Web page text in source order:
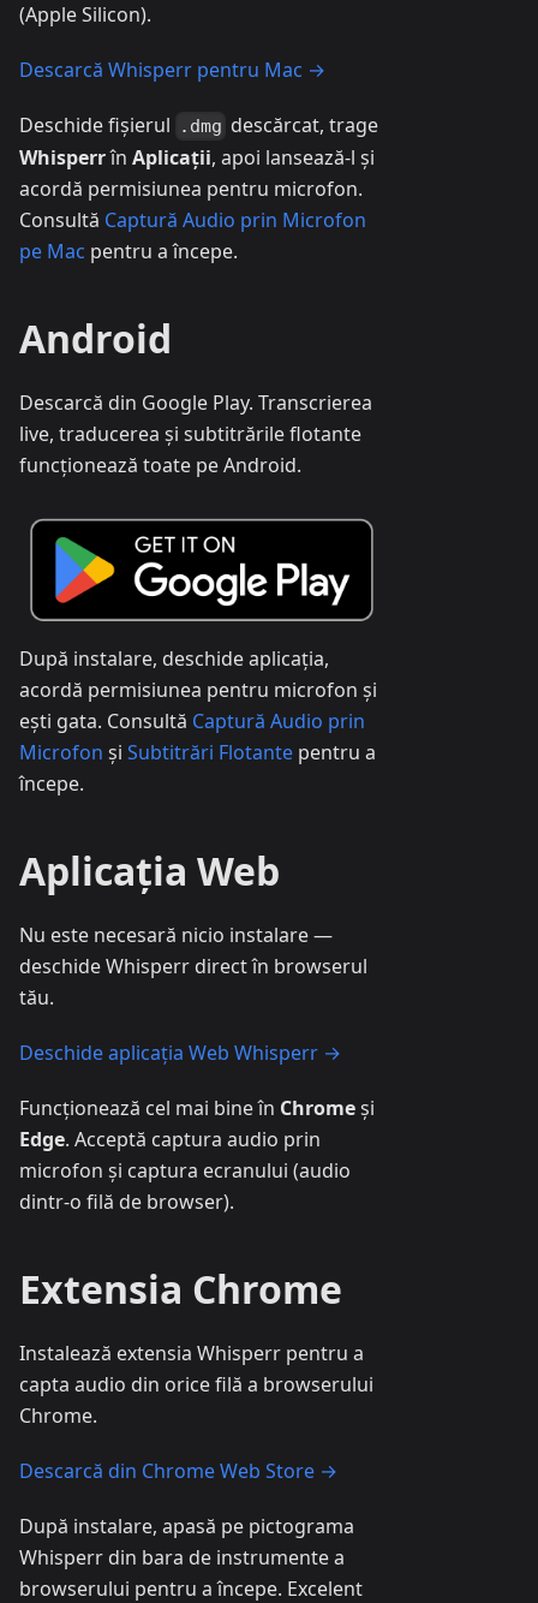
(Apple Silicon).
Descarcă Whisperr pentru Mac →
Deschide fișierul .dmg descărcat, trage
Whisperrîn Aplicații, apoi lansează-l și
acordă permisiunea pentru microfon.
Consultă Captură Audio prin Microfon
pe Mac pentru a începe.
Android
Descarcă din Google Play. Transcrierea
live, traducerea și subtitrările flotante
funcționează toate pe Android.
După instalare, deschide aplicația,
acordă permisiunea pentru microfon și
ești gata. Consultă Captură Audio prin
Microfon și Subtitrări Flotante pentru a
începe.
Aplicația Web
Nu este necesară nicio instalare —
deschide Whisperr direct în browserul
tău.
Deschide aplicația Web Whisperr →
Funcționează cel mai bine în Chromeși
Edge. Acceptă captura audio prin
microfon și captura ecranului (audio
dintr-o filă de browser).
Extensia Chrome
Instalează extensia Whisperr pentru a
capta audio din orice filă a browserului
Chrome.
Descarcă din Chrome Web Store →
După instalare, apasă pe pictograma
Whisperr din bara de instrumente a
browserului pentru a începe. Excelent